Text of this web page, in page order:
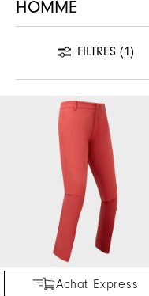
HOMME
FILTRES (1)
Achat Express